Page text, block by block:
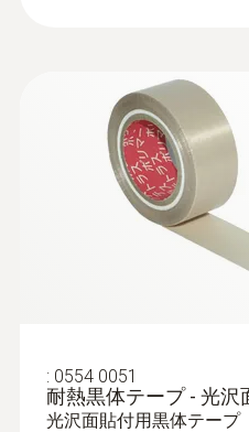
: 0554 0051
耐熱黒体テープ - 光沢
光沢面貼付用黒体テープ